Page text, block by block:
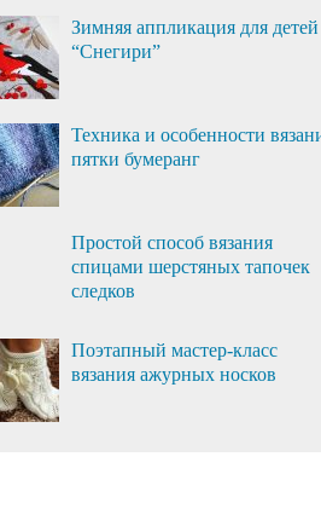
Зимняя аппликация для детей
“Снегири”
Техника и особенности
пятки бумеранг
Простой способ вязания
спицами шерстяных тапочек
следков
Поэтапный мастер-класс
вязания ажурных носков